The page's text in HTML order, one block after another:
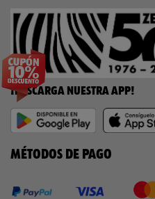
¡DESCARGA NUESTRA APP!
MÉTODOS DE PAGO